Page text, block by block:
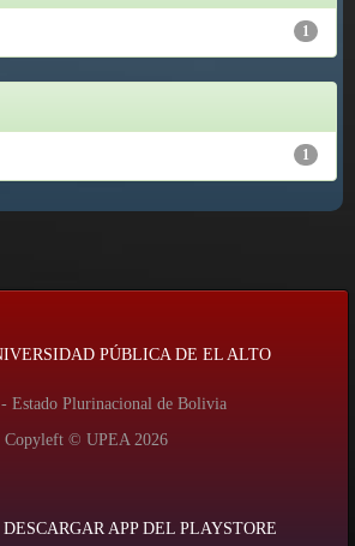
1
1
PÚBLICA DE EL ALTO
Estado Plurinacional de Bolivia
Copyleft © UPEA 2026
DESCARGAR APP DEL PLAYSTORE